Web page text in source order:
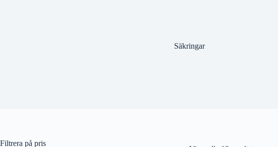
Säkringar
Filtrera på pris